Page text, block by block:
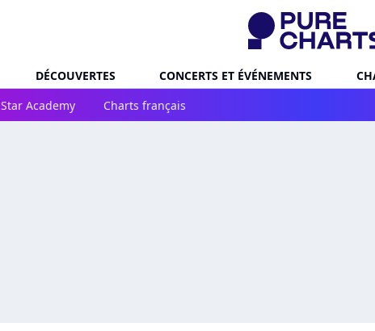
DÉCOUVERTES CONCERTS ET ÉVÉNEMENTS
Star Academy Charts français